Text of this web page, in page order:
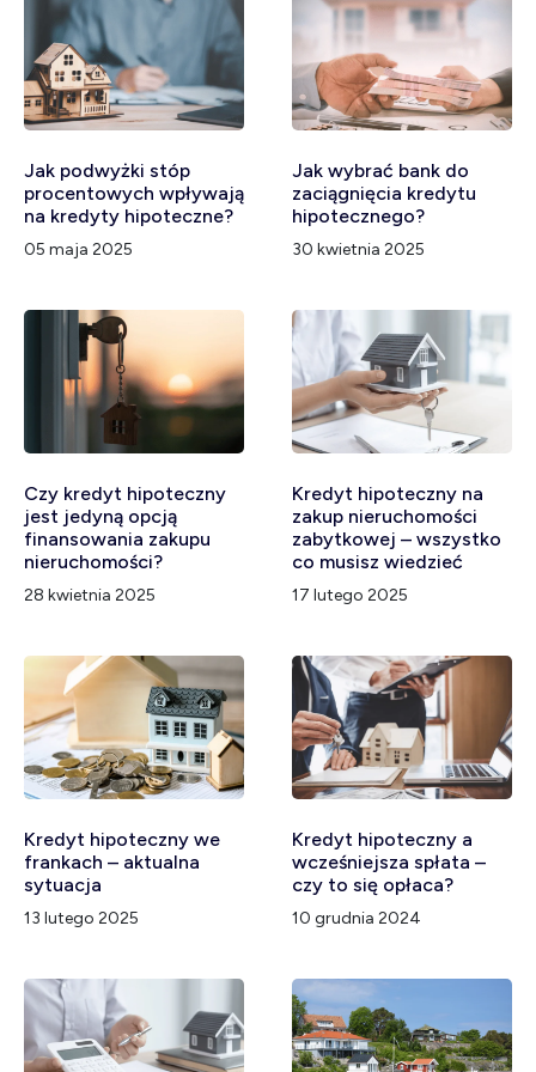
Jak podwyżki stóp
procentowych wpływają
na kredyty hipoteczne?
05 maja 2025
Jak wybrać bank do
zaciągnięcia kredytu
hipotecznego?
30 kwietnia 2025
Czy kredyt hipoteczny
jest jedyną opcją
finansowania zakupu
nieruchomości?
28 kwietnia 2025
Kredyt hipoteczny na
zakup nieruchomości
zabytkowej – wszystko
co musisz wiedzieć
17 lutego 2025
Kredyt hipoteczny we
frankach – aktualna
sytuacja
13 lutego 2025
Kredyt hipoteczny a
wcześniejsza spłata –
czy to się opłaca?
10 grudnia 2024